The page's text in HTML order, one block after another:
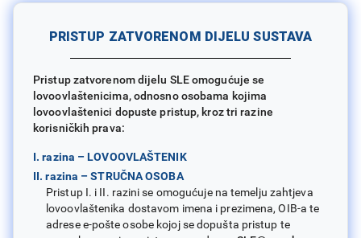
PRISTUP ZATVORENOM DIJELU SUSTAVA
Pristup zatvorenom dijelu SLE omogućuje se
lovoovlaštenicima, odnosno osobama kojima
lovoovlaštenici dopuste pristup, kroz tri razine
korisničkih prava:
I. razina – LOVOOVLAŠTENIK
II. razina – STRUČNA OSOBA
Pristup I. i II. razini se omogućuje na temelju zahtjeva
lovoovlaštenika dostavom imena i prezimena, OIB-a te
adrese e-pošte osobe kojoj se dopušta pristup te